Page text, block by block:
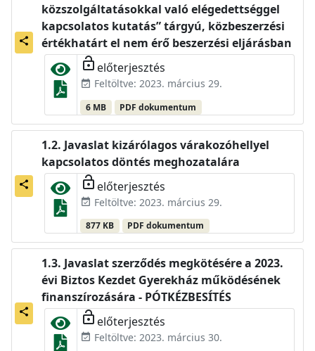
share
közszolgáltatásokkal való elégedettséggel
kapcsolatos kutatás” tárgyú, közbeszerzési
értékhatárt el nem érő beszerzési eljárásban
lock_open előterjesztés
event_available Feltöltve: 2023. március 29.
6 MB PDF dokumentum
share
Javaslat kizárólagos várakozóhellyel
kapcsolatos döntés meghozatalára
lock_open előterjesztés
event_available Feltöltve: 2023. március 29.
877 KB PDF dokumentum
share
Javaslat szerződés megkötésére a 2023.
évi Biztos Kezdet Gyerekház működésének
finanszírozására - PÓTKÉZBESÍTÉS
lock_open előterjesztés
event_available Feltöltve: 2023. március 30.